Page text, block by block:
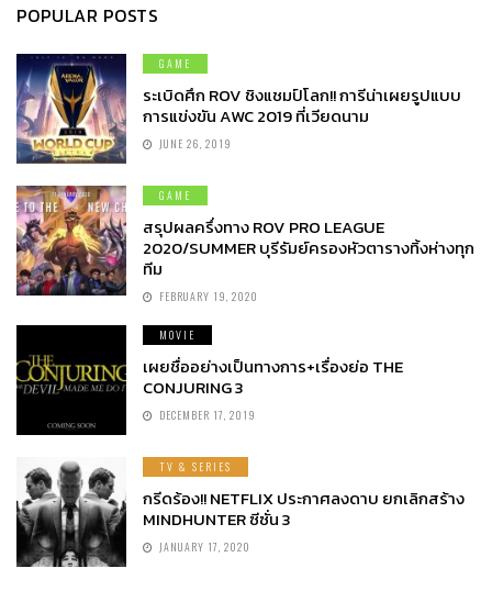
POPULAR POSTS
GAME
ระเบิดศึก ROV ชิงแชมป์โลก!! การีน่าเผยรูปแบบ
การแข่งขัน AWC 2019 ที่เวียดนาม
JUNE 26, 2019
GAME
สรุปผลครึ่งทาง ROV PRO LEAGUE
2020/SUMMER บุรีรัมย์ครองหัวตารางทิ้งห่างทุก
ทีม
FEBRUARY 19, 2020
MOVIE
เผยชื่ออย่างเป็นทางการ+เรื่องย่อ THE
CONJURING 3
DECEMBER 17, 2019
TV & SERIES
กรีดร้อง!! NETFLIX ประกาศลงดาบ ยกเลิกสร้าง
MINDHUNTER ซีซั่น 3
JANUARY 17, 2020